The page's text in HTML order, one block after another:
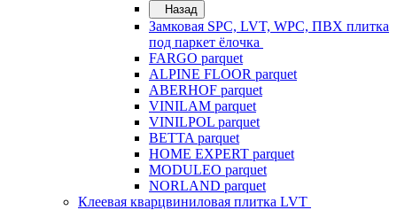
Назад
Замковая SPC, LVT, WPC, ПВХ плитка
под паркет ёлочка
FARGO parquet
ALPINE FLOOR parquet
ABERHOF parquet
VINILAM parquet
VINILPOL parquet
BETTA parquet
HOME EXPERT parquet
MODULEO parquet
NORLAND parquet
Клеевая кварцвиниловая плитка LVT